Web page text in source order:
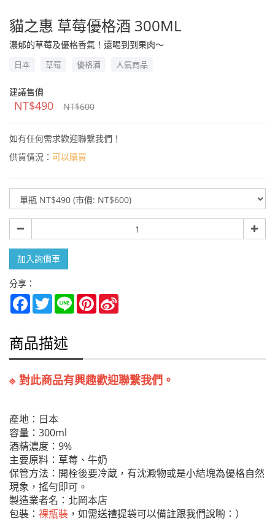
貓之惠 草莓優格酒 300ML
濃郁的草莓及優格香氣！還喝到到果肉～
日本 草莓 優格酒 人氣商品
建議售價
NT$490 NT$600
如有任何需求歡迎聯繫我們！
供貨情況： 可以購買
格
量
加入詢價車
分享：
FacebookTwitterLine Pinterest
商品描述
※ 對此商品有興趣歡迎聯繫我們。
產地：日本
容量：300ml
酒精濃度：9%
主要原料：草莓、牛奶
保管方法：開栓後要冷蔵，有沈澱物或是小結塊為優格自然
現象，搖勻即可。
製造業者名：北岡本店
包裝： 裸瓶裝 ，如需送禮提袋可以備註跟我們說喲：）